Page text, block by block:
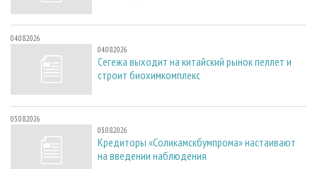
04.08.2026
04.08.2026
Сегежа выходит на китайский рынок пеллет и
строит биохимкомплекс
03.08.2026
03.08.2026
Кредиторы «Соликамскбумпрома» настаивают
на введении наблюдения